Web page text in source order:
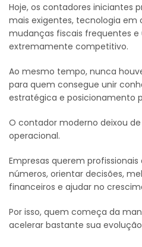
Hoje, os contadores iniciantes
mais exigentes, tecnologia em
mudanças fiscais frequentes
extremamente competitivo.
Ao mesmo tempo, nunca
para quem consegue unir
estratégica e posicionamento
O contador moderno deixou
operacional.
Empresas querem
números, orientar decisões,
financeiros e ajudar no
Por isso, quem começa da
acelerar bastante sua